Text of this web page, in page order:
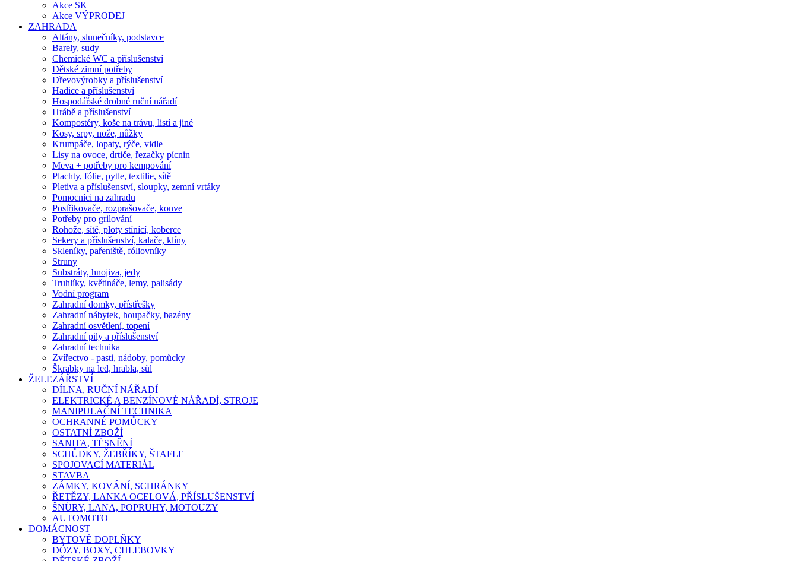
Akce SK
Akce VÝPRODEJ
ZAHRADA
Altány, slunečníky, podstavce
Barely, sudy
Chemické WC a příslušenství
Dětské zimní potřeby
Dřevovýrobky a příslušenství
Hadice a příslušenství
Hospodářské drobné ruční nářadí
Hrábě a příslušenství
Kompostéry, koše na trávu, listí a jiné
Kosy, srpy, nože, nůžky
Krumpáče, lopaty, rýče, vidle
Lisy na ovoce, drtiče, řezačky pícnin
Meva + potřeby pro kempování
Plachty, fólie, pytle, textilie, sítě
Pletiva a příslušenství, sloupky, zemní vrtáky
Pomocníci na zahradu
Postřikovače, rozprašovače, konve
Potřeby pro grilování
Rohože, sítě, ploty stínící, koberce
Sekery a příslušenství, kalače, klíny
Skleníky, pařeniště, fóliovníky
Struny
Substráty, hnojiva, jedy
Truhlíky, květináče, lemy, palisády
Vodní program
Zahradní domky, přístřešky
Zahradní nábytek, houpačky, bazény
Zahradní osvětlení, topení
Zahradní pily a příslušenství
Zahradní technika
Zvířectvo - pasti, nádoby, pomůcky
Škrabky na led, hrabla, sůl
ŽELEZÁŘSTVÍ
DÍLNA, RUČNÍ NÁŘADÍ
ELEKTRICKÉ A BENZÍNOVÉ NÁŘADÍ, STROJE
MANIPULAČNÍ TECHNIKA
OCHRANNÉ POMŮCKY
OSTATNÍ ZBOŽÍ
SANITA, TĚSNĚNÍ
SCHŮDKY, ŽEBŘÍKY, ŠTAFLE
SPOJOVACÍ MATERIÁL
STAVBA
ZÁMKY, KOVÁNÍ, SCHRÁNKY
ŘETĚZY, LANKA OCELOVÁ, PŘÍSLUŠENSTVÍ
ŠNŮRY, LANA, POPRUHY, MOTOUZY
AUTOMOTO
DOMÁCNOST
BYTOVÉ DOPLŇKY
DÓZY, BOXY, CHLEBOVKY